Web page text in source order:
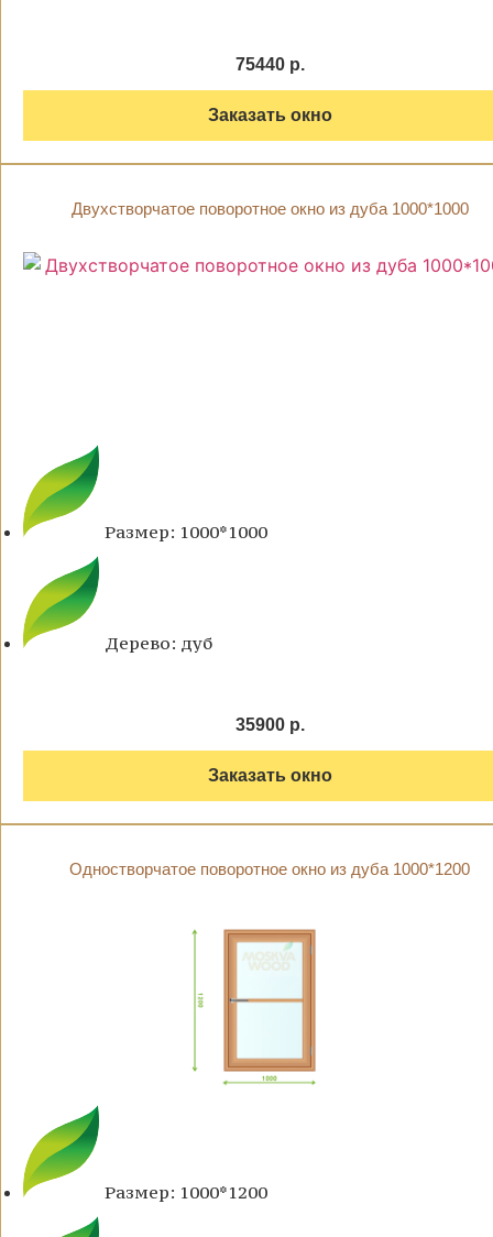
75440 р.
Заказать окно
Двухстворчатое поворотное окно из дуба 1000*1000
Размер: 1000*1000
Дерево: дуб
35900 р.
Заказать окно
Одностворчатое поворотное окно из дуба 1000*1200
Размер: 1000*1200